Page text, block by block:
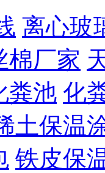
离心玻
棉厂家
粪池 化
土保温
铁皮保